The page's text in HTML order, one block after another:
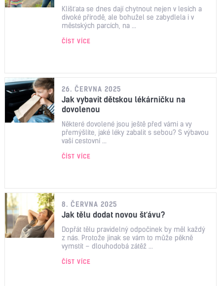
Klíšťata se dnes dají chytnout nejen v lesích a
divoké přírodě, ale bohužel se zabydlela i v
městských parcích, na ...
ČÍST VÍCE
26. ČERVNA 2025
Jak vybavit dětskou lékárničku na
dovolenou
Některé dovolené jsou ještě před vámi a vy
přemýšlíte, jaké léky zabalit s sebou? S výbavou
vaší cestovní ...
ČÍST VÍCE
8. ČERVNA 2025
Jak tělu dodat novou šťávu?
Dopřát tělu pravidelný odpočinek by měl každý
z nás. Protože jinak se vám to může pěkně
vymstít – dlouhodobá zátěž ...
ČÍST VÍCE